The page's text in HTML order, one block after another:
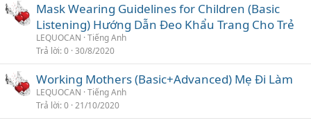
Mask Wearing Guidelines for Children (Basic
Listening) Hướng Dẫn Đeo Khẩu Trang Cho Trẻ
LEQUOCAN Tiếng Anh
Trả lời 0 30/8/2020
Working Mothers (Basic+Advanced) Mẹ Đi Làm
LEQUOCAN Tiếng Anh
Trả lời 0 21/10/2020